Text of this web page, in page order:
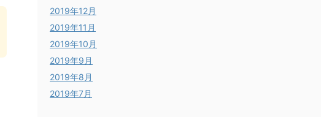
2019年12月
2019年11月
2019年10月
2019年9月
2019年8月
2019年7月